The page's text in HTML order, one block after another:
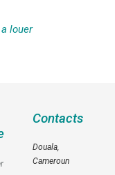
louer
Contacts
Douala,
Cameroun